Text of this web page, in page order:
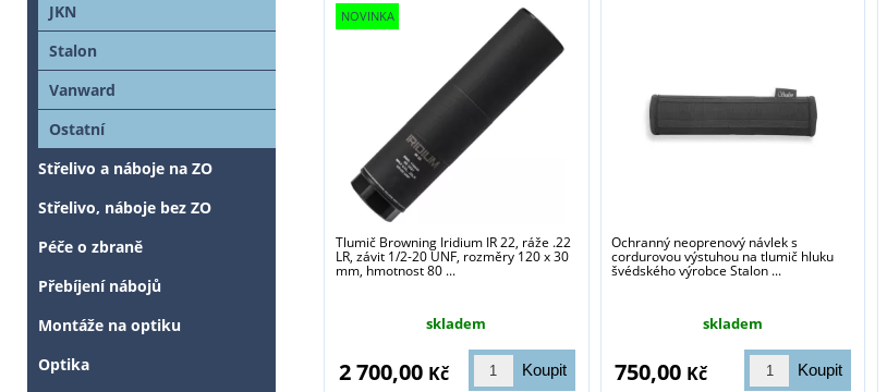
Tlumič Browning Iridium IR 22, ráže .22
LR, závit 1/2-20 UNF, rozměry 120 x 30
mm, hmotnost 80 ...
skladem
2 700,00 Kč
Ochranný neoprenový návlek s
cordurovou výstuhou na tlumič hluku
švédského výrobce Stalon ...
skladem
750,00 Kč
JKN
Stalon
Vanward
Ostatní
Střelivo a náboje na ZO
Střelivo, náboje bez ZO
Péče o zbraně
Přebíjení nábojů
Montáže na optiku
Optika